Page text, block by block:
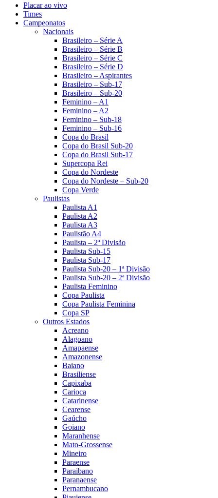
Placar ao vivo
Times
Campeonatos
Nacionais
Brasileiro – Série A
Brasileiro – Série B
Brasileiro – Série C
Brasileiro – Série D
Brasileiro – Aspirantes
Brasileiro – Sub-17
Brasileiro – Sub-20
Feminino – A1
Feminino – A2
Feminino – Sub-18
Feminino – Sub-16
Copa do Brasil
Copa do Brasil Sub-20
Copa do Brasil Sub-17
Supercopa Rei
Copa do Nordeste
Copa do Nordeste – Sub-20
Copa Verde
Paulistas
Paulista A1
Paulista A2
Paulista A3
Paulistão A4
Paulista – 2ª Divisão
Paulista Sub-15
Paulista Sub-17
Paulista Sub-20 – 1ª Divisão
Paulista Sub-20 – 2ª Divisão
Paulista Feminino
Copa Paulista
Copa Paulista Feminina
Copa SP
Outros Estados
Acreano
Alagoano
Amapaense
Amazonense
Baiano
Brasiliense
Capixaba
Carioca
Catarinense
Cearense
Gaúcho
Goiano
Maranhense
Mato-Grossense
Mineiro
Paraense
Paraibano
Paranaense
Pernambucano